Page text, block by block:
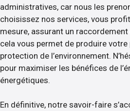
administratives, car nous les
choisissez nos services, vous
mesure, assurant un
cela vous permet de produire
protection de l’environnement.
pour maximiser les bénéfices de
énergétiques.
En définitive, notre savoir-faire